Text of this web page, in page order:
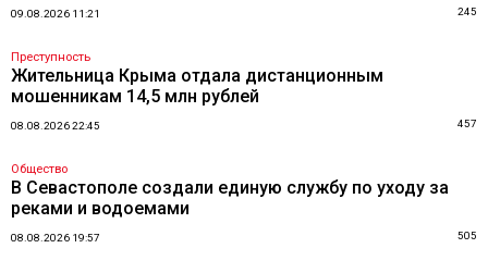
09.08.2026 11:21 245
Преступность
Жительница Крыма отдала дистанционным
мошенникам 14,5 млн рублей
08.08.2026 22:45 457
Общество
В Севастополе создали единую службу по уходу за
реками и водоемами
08.08.2026 19:57 505